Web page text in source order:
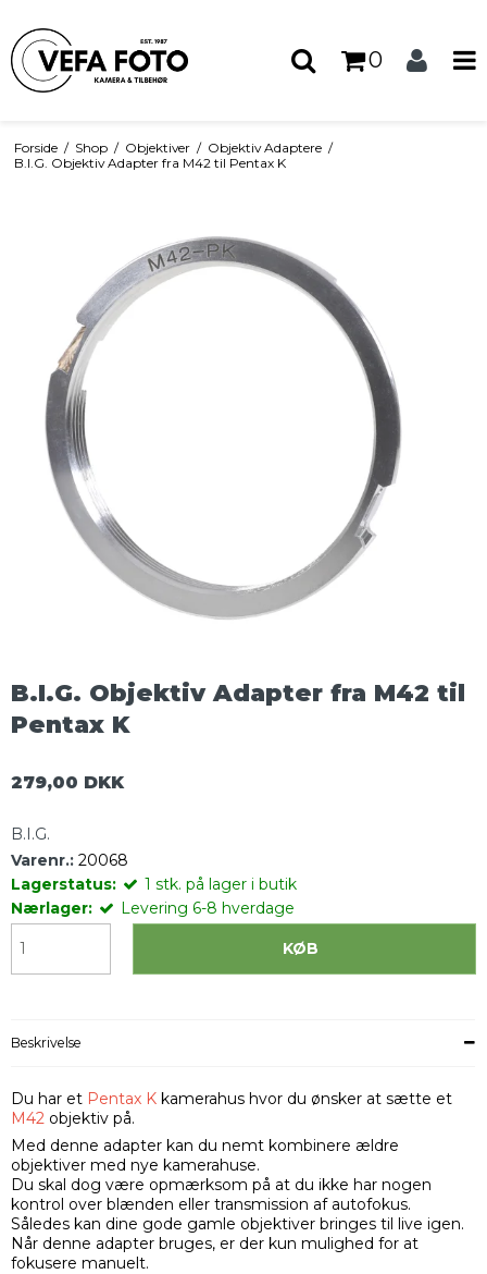
0
Forside / Shop / Objektiver / Objektiv Adaptere /
B.I.G. Objektiv Adapter fra M42 til Pentax K
B.I.G. Objektiv Adapter fra M42 til
Pentax K
279,00 DKK
B.I.G.
Varenr.: 20068
Lagerstatus:
1 stk. på lager i butik
Nærlager:
Levering 6-8 hverdage
KØB
Beskrivelse
Du har et Pentax K kamerahus hvor du ønsker at sætte et
M42 objektiv på.
Med denne adapter kan du nemt kombinere ældre
objektiver med nye kamerahuse.
Du skal dog være opmærksom på at du ikke har nogen
kontrol over blænden eller transmission af autofokus.
Således kan dine gode gamle objektiver bringes til live igen.
Når denne adapter bruges, er der kun mulighed for at
fokusere manuelt.